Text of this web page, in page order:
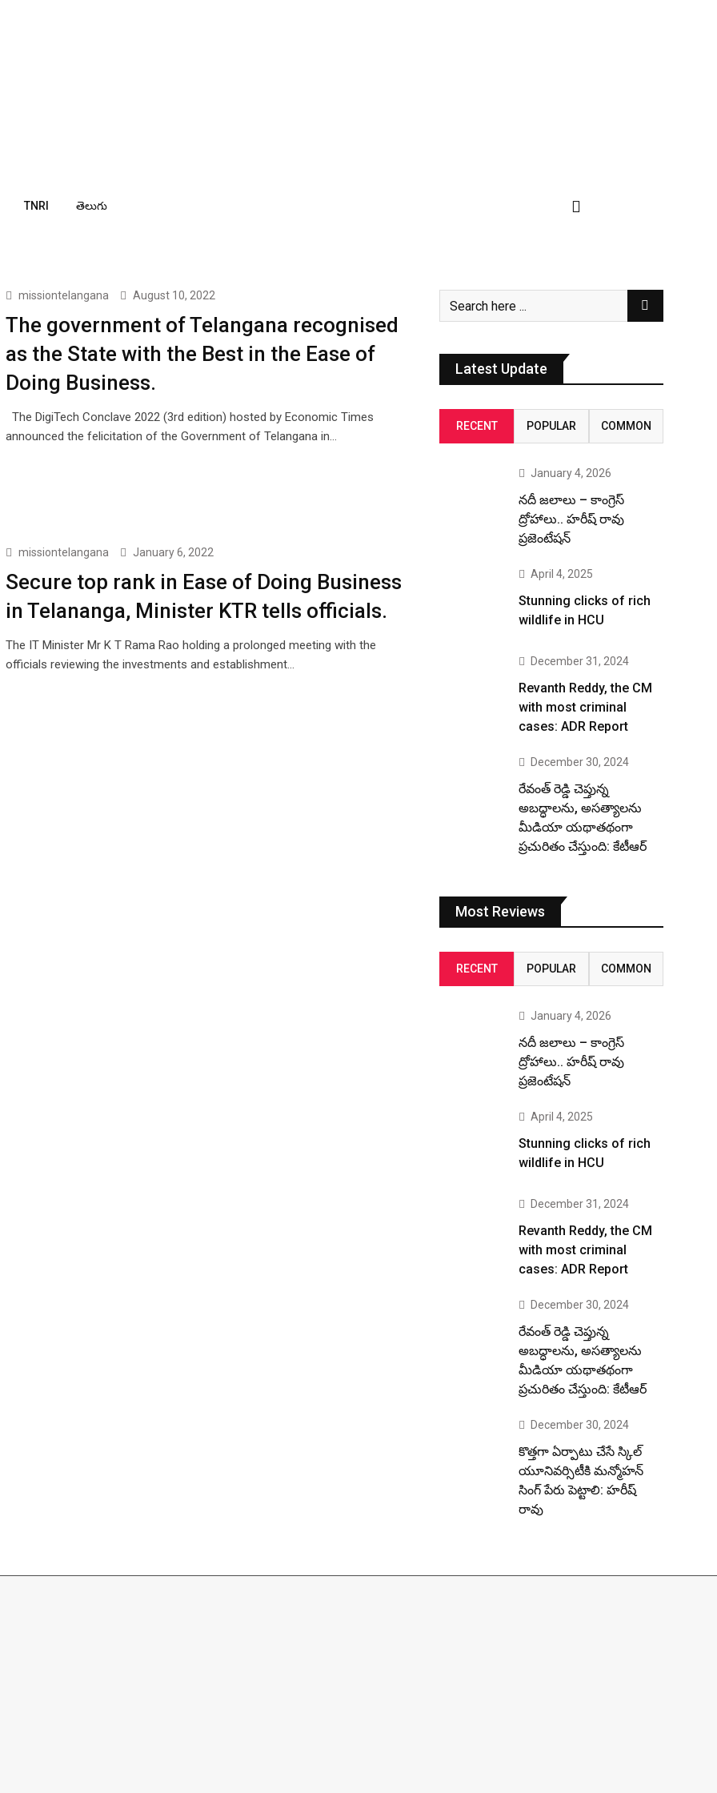
TNRI తెలుగు
missiontelangana August 10, 2022
The government of Telangana recognised
as the State with the Best in the Ease of
Doing Business.
The DigiTech Conclave 2022 (3rd edition) hosted by Economic Times
announced the felicitation of the Government of Telangana in…
missiontelangana January 6, 2022
Secure top rank in Ease of Doing Business
in Telananga, Minister KTR tells officials.
The IT Minister Mr K T Rama Rao holding a prolonged meeting with the
officials reviewing the investments and establishment…
Latest Update
RECENT POPULAR COMMON
January 4, 2026
నదీ జలాలు – కాంగ్రెస్
ద్రోహాలు.. హరీష్ రావు
ప్రజెంటేషన్
April 4, 2025
Stunning clicks of rich
wildlife in HCU
December 31, 2024
Revanth Reddy, the CM
with most criminal
cases: ADR Report
December 30, 2024
రేవంత్ రెడ్డి చెప్తున్న
అబద్ధాలను, అసత్యాలను
మీడియా యథాతథంగా
ప్రచురితం చేస్తుంది: కేటీఆర్
Most Reviews
RECENT POPULAR COMMON
January 4, 2026
నదీ జలాలు – కాంగ్రెస్
ద్రోహాలు.. హరీష్ రావు
ప్రజెంటేషన్
April 4, 2025
Stunning clicks of rich
wildlife in HCU
December 31, 2024
Revanth Reddy, the CM
with most criminal
cases: ADR Report
December 30, 2024
రేవంత్ రెడ్డి చెప్తున్న
అబద్ధాలను, అసత్యాలను
మీడియా యథాతథంగా
ప్రచురితం చేస్తుంది: కేటీఆర్
December 30, 2024
కొత్తగా ఏర్పాటు చేసే స్కిల్
యూనివర్సిటీకి మన్మోహన్
సింగ్ పేరు పెట్టాలి: హరీష్
రావు